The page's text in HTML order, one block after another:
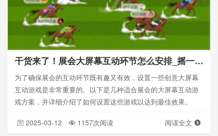
干货来了！展会大屏幕互动环节怎么安排_摇一摇游戏_思讯互动
为了确保展会的互动环节既有趣又有效，设置一些创意大屏幕
互动游戏是非常重要的。以下是几种适合展会的大屏幕互动游
戏方案，并详细介绍了如何设置这些游戏以达到最佳效果。
2025-03-12 1157次阅读 阅读全文